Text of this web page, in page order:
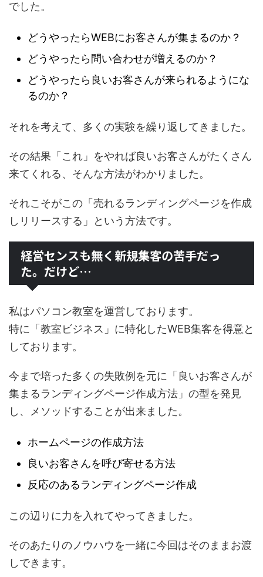
でした。
どうやったらWEBにお客さんが集まるのか？
どうやったら問い合わせが増えるのか？
どうやったら良いお客さんが来られるようにな
るのか？
それを考えて、多くの実験を繰り返してきました。
その結果「これ」をやれば良いお客さんがたくさん
来てくれる、そんな方法がわかりました。
それこそがこの「売れるランディングページを作成
しリリースする」という方法です。
経営センスも無く新規集客の苦手だっ
た。だけど…
私はパソコン教室を運営しております。
特に「教室ビジネス」に特化したWEB集客を得意と
しております。
今まで培った多くの失敗例を元に「良いお客さんが
集まるランディングページ作成方法」の型を発見
し、メソッドすることが出来ました。
ホームページの作成方法
良いお客さんを呼び寄せる方法
反応のあるランディングページ作成
この辺りに力を入れてやってきました。
そのあたりのノウハウを一緒に今回はそのままお渡
しできます。